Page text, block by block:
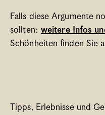
Falls diese Argumente
sollten: weitere Infos
Schönheiten finden Sie
Tipps, Erlebnisse und